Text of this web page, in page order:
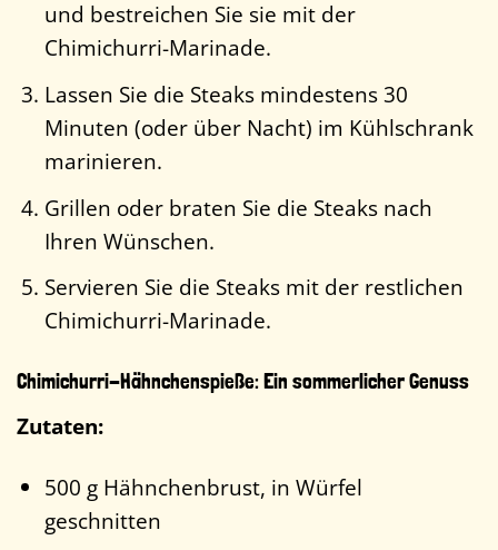
und bestreichen Sie sie mit der
Chimichurri-Marinade.
Lassen Sie die Steaks mindestens 30
Minuten (oder über Nacht) im Kühlschrank
marinieren.
Grillen oder braten Sie die Steaks nach
Ihren Wünschen.
Servieren Sie die Steaks mit der restlichen
Chimichurri-Marinade.
Chimichurri-Hähnchenspieße: Ein sommerlicher Genuss
Zutaten:
500 g Hähnchenbrust, in Würfel
geschnitten